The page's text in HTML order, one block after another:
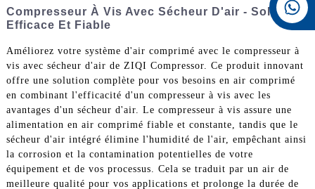
Compresseur À Vis Avec Sécheur D'air - Solution
Efficace Et Fiable
Améliorez votre système d'air comprimé avec le compresseur à
vis avec sécheur d'air de ZIQI Compressor. Ce produit innovant
offre une solution complète pour vos besoins en air comprimé
en combinant l'efficacité d'un compresseur à vis avec les
avantages d'un sécheur d'air. Le compresseur à vis assure une
alimentation en air comprimé fiable et constante, tandis que le
sécheur d'air intégré élimine l'humidité de l'air, empêchant ainsi
la corrosion et la contamination potentielles de votre
équipement et de vos processus. Cela se traduit par un air de
meilleure qualité pour vos applications et prolonge la durée de